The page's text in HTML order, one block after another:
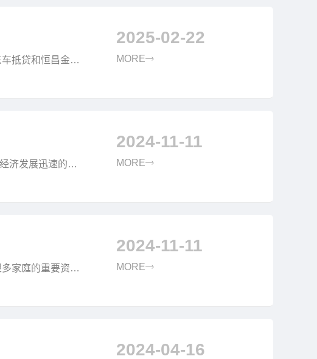
抵贷和恒昌金融
2025-02-22
MORE
济发展迅速的安
2024-11-11
MORE
家庭的重要资
2024-11-11
MORE
2024-04-16